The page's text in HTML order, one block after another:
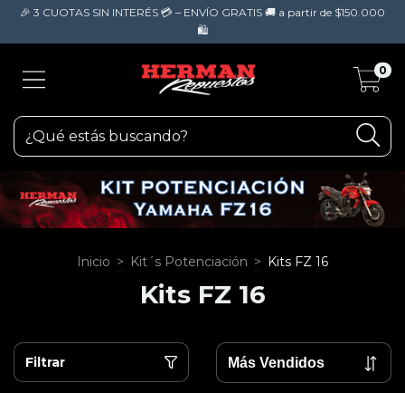
🎉 3 CUOTAS SIN INTERÉS 💳 – ENVÍO GRATIS 🚚 a partir de $150.000
🛍️
0
Inicio > Kit´s Potenciación > Kits FZ 16
Kits FZ 16
Filtrar